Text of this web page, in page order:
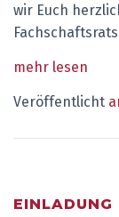
wir Euch
mehr lesen
Veröffentlicht
EINLADUNG